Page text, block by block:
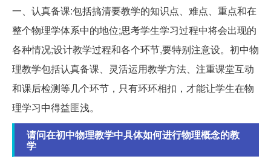
一、认真备课:包括搞清要教学的知识点、难点、重点和在
整个物理学体系中的地位;思考学生学习过程中将会出现的
各种情况;设计教学过程和各个环节,要特别注意设。初中物
理教学包括认真备课、灵活运用教学方法、注重课堂互动
和课后检测等几个环节，只有环环相扣，才能让学生在物
理学习中得益匪浅。
请问在初中物理教学中具体如何进行物理概念的教
学